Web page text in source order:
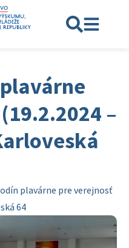
–
plavárne pre verejnosť
64